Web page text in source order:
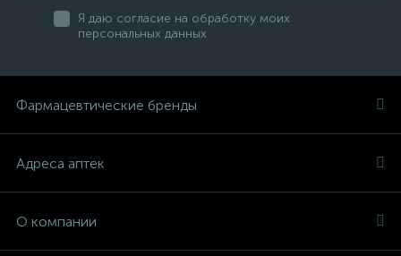
Я даю согласие на обработку моих
персональных данных
Фармацевтические бренды
Адреса аптек
О компании